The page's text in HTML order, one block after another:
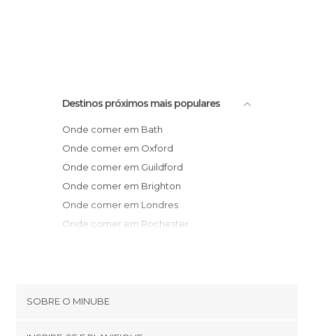
Destinos próximos mais populares
Onde comer em Bath
Onde comer em Oxford
Onde comer em Guildford
Onde comer em Brighton
Onde comer em Londres
Onde comer em Rochester
Onde comer em Folkestone
SOBRE O MINUBE